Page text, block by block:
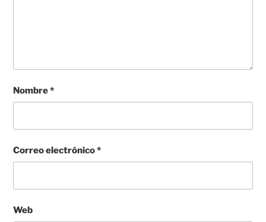
Nombre*
Correo electrónico*
Web